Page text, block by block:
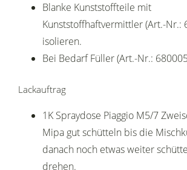
Blanke Kunststoffteile mit
Kunststoffhaftvermittler (Art.-Nr.:
isolieren.
Bei Bedarf Füller (Art.-Nr.:
Lackauftrag
1K Spraydose Piaggio M5/7
Mipa gut schütteln bis die
danach noch etwas weiter
drehen.